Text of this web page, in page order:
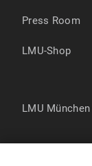
Press Room
LMU-Shop
LMU